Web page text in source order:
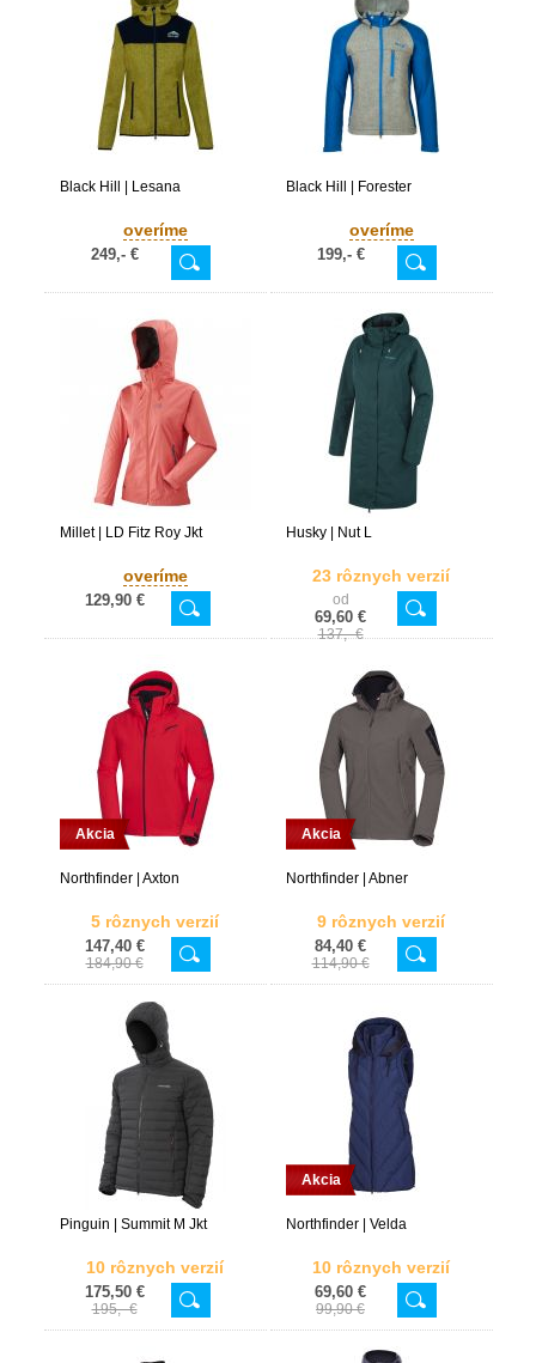
Black Hill | Lesana
overíme
249,- €
Black Hill | Forester
overíme
199,- €
Millet | LD Fitz Roy Jkt
overíme
129,90 €
Husky | Nut L
23 rôznych verzií
od
69,60 €
137,- €
Akcia
Northfinder | Axton
5 rôznych verzií
147,40 €
184,90 €
Akcia
Northfinder | Abner
9 rôznych verzií
84,40 €
114,90 €
Pinguin | Summit M Jkt
10 rôznych verzií
175,50 €
195,- €
Akcia
Northfinder | Velda
10 rôznych verzií
69,60 €
99,90 €